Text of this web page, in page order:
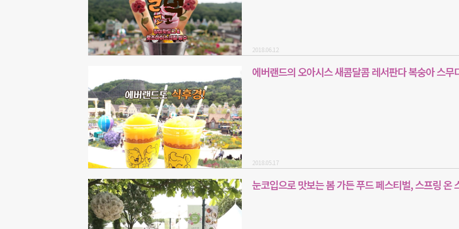
2018.06.12
에버랜드의 오아시스 새콤달콤 레서판다 복숭아 스무
2018.05.17
눈코입으로 맛보는 봄 가든 푸드 페스티벌, 스프링 온